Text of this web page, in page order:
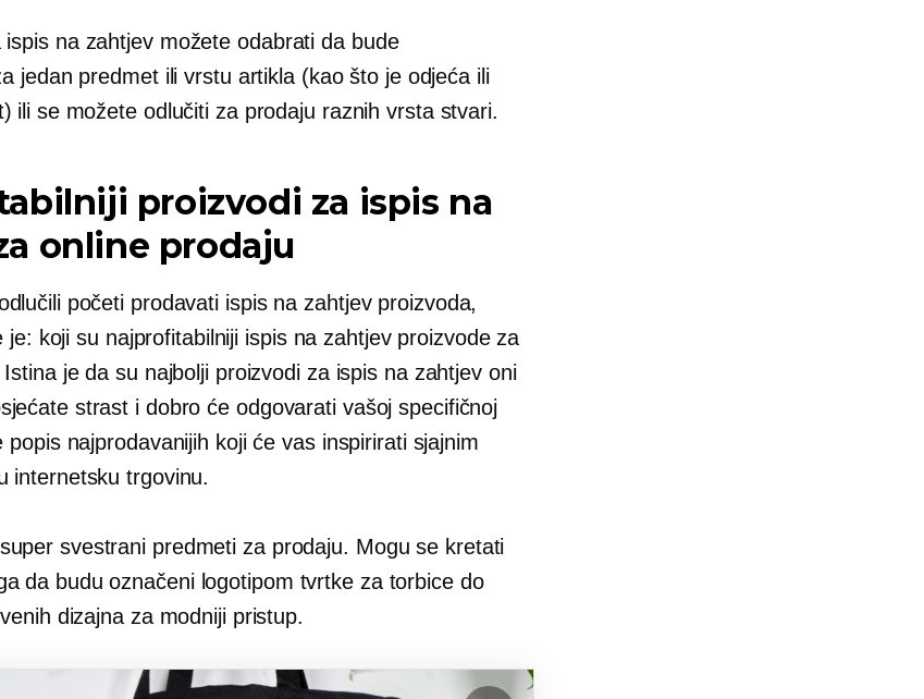
ispis na zahtjevmožete odabrati da bude
jedan predmet ili vrstu artikla (kao što je odjeća ili
ili se možete odlučiti za prodaju raznih vrsta stvari.
proizvodi za ispis na
online prodaju
početi prodavati ispis na zahtjevproizvoda,
je: koji su najprofitabilniji ispis na zahtjevproizvode za
je da su najbolji proizvodi za ispis na zahtjev oni
strast i dobro će odgovarati vašoj specifičnoj
popis najprodavanijih koji će vas inspirirati sjajnim
internetsku trgovinu.
svestrani predmeti za prodaju. Mogu se kretati
da budu označeni logotipom tvrtke za torbice do
dizajna za modniji pristup.